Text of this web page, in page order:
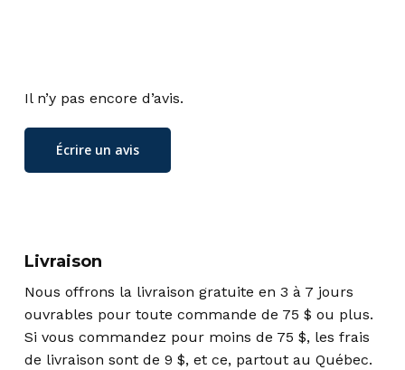
Il n’y pas encore d’avis.
Écrire un avis
Livraison
Nous offrons la livraison gratuite en 3 à 7 jours
ouvrables pour toute commande de 75 $ ou plus.
Si vous commandez pour moins de 75 $, les frais
de livraison sont de 9 $, et ce, partout au Québec.